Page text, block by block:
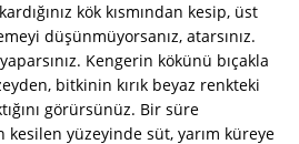
kök kısmından kesip, üst
düşünmüyorsanız, atarsınız.
Kengerin kökünü bıçakla
bitkinin kırık beyaz renkteki
görürsünüz. Bir süre
yüzeyinde süt, yarım küreye